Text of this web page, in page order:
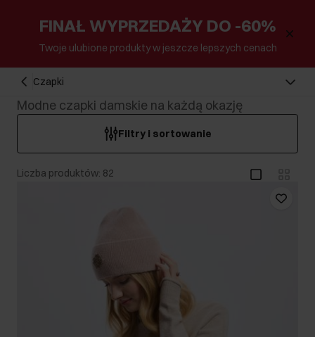
FINAŁ WYPRZEDAŻY DO -60%
Twoje ulubione produkty w jeszcze lepszych cenach
Czapki
Modne czapki damskie na każdą okazję
Filtry i sortowanie
Liczba produktów: 82